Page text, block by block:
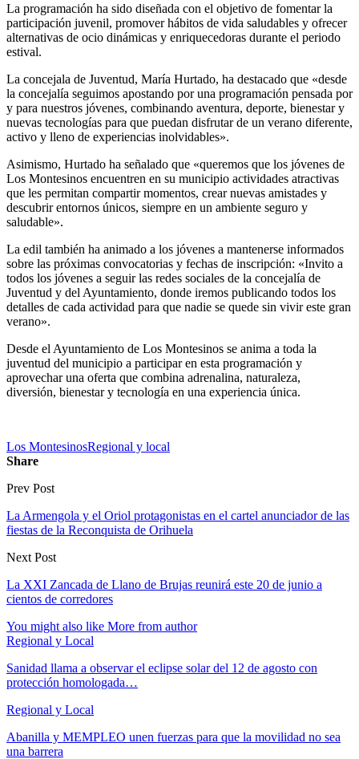
La programación ha sido diseñada con el objetivo de fomentar la
participación juvenil, promover hábitos de vida saludables y ofrecer
alternativas de ocio dinámicas y enriquecedoras durante el periodo
estival.
La concejala de Juventud, María Hurtado, ha destacado que «desde
la concejalía seguimos apostando por una programación pensada por
y para nuestros jóvenes, combinando aventura, deporte, bienestar y
nuevas tecnologías para que puedan disfrutar de un verano diferente,
activo y lleno de experiencias inolvidables».
Asimismo, Hurtado ha señalado que «queremos que los jóvenes de
Los Montesinos encuentren en su municipio actividades atractivas
que les permitan compartir momentos, crear nuevas amistades y
descubrir entornos únicos, siempre en un ambiente seguro y
saludable».
La edil también ha animado a los jóvenes a mantenerse informados
sobre las próximas convocatorias y fechas de inscripción: «Invito a
todos los jóvenes a seguir las redes sociales de la concejalía de
Juventud y del Ayuntamiento, donde iremos publicando todos los
detalles de cada actividad para que nadie se quede sin vivir este gran
verano».
Desde el Ayuntamiento de Los Montesinos se anima a toda la
juventud del municipio a participar en esta programación y
aprovechar una oferta que combina adrenalina, naturaleza,
diversión, bienestar y tecnología en una experiencia única.
Los MontesinosRegional y local
Share
Prev Post
La Armengola y el Oriol protagonistas en el cartel anunciador de las
fiestas de la Reconquista de Orihuela
Next Post
La XXI Zancada de Llano de Brujas reunirá este 20 de junio a
cientos de corredores
You might also like More from author
Regional y Local
Sanidad llama a observar el eclipse solar del 12 de agosto con
protección homologada…
Regional y Local
Abanilla y MEMPLEO unen fuerzas para que la movilidad no sea
una barrera